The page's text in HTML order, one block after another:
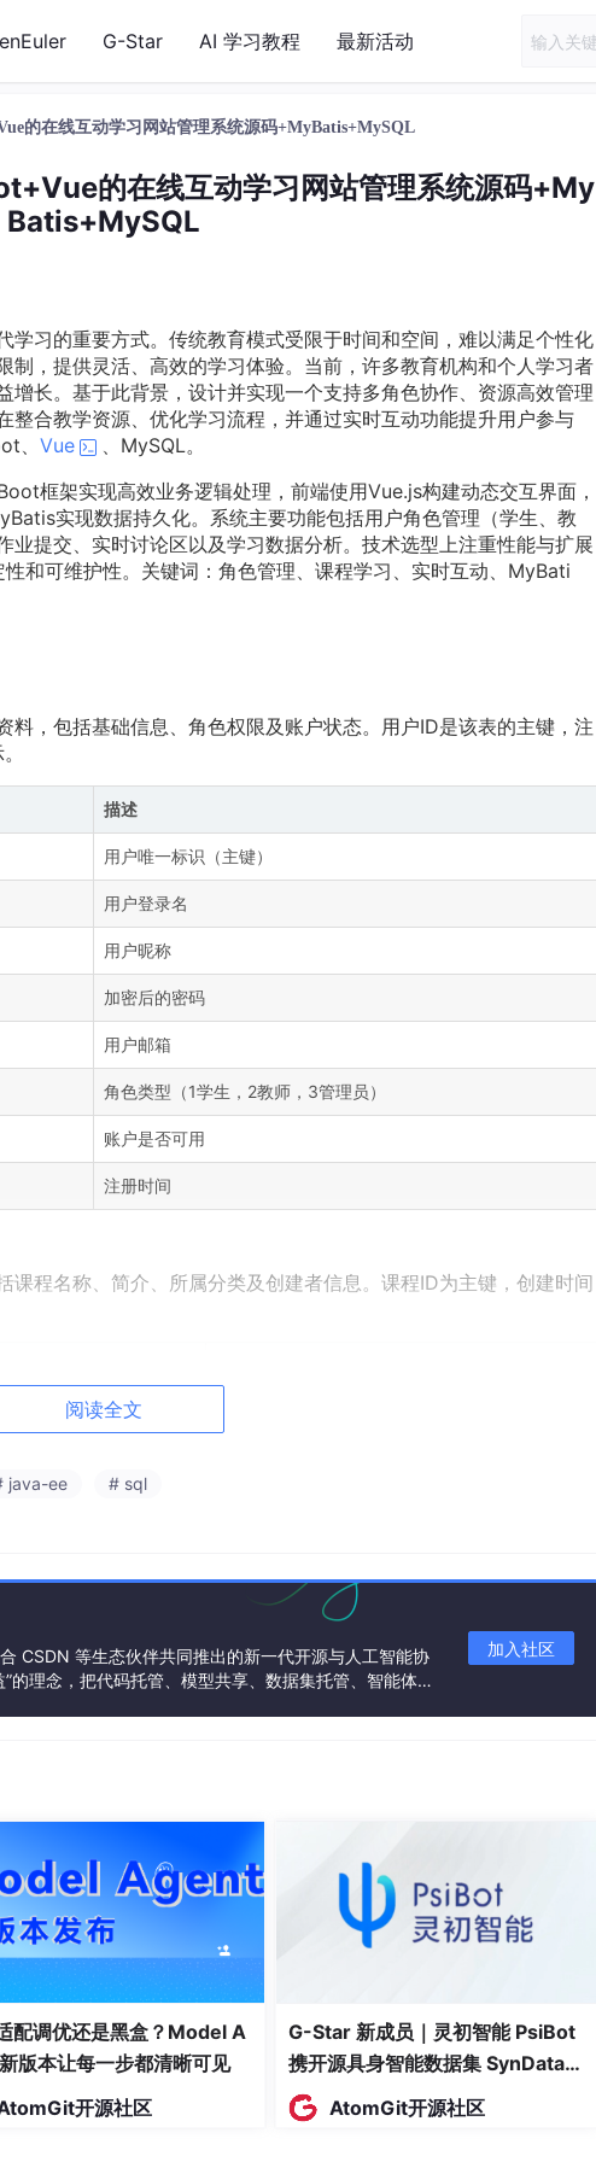
G-Star AI 学习教程 最新活动
的在线互动学习网站管理系统源码+MyBatis+MySQL
的在线互动学习网站管理系统源码+My
Batis+MySQL
学习的重要方式。传统教育模式受限于时间和空间，难以满足个性化
制，提供灵活、高效的学习体验。当前，许多教育机构和个人学习者
增长。基于此背景，设计并实现一个支持多角色协作、资源高效管理
整合教学资源、优化学习流程，并通过实时互动功能提升用户参与
、 Vue
、MySQL。
框架实现高效业务逻辑处理，前端使用Vue.js构建动态交互界面，
实现数据持久化。系统主要功能包括用户角色管理（学生、教
业提交、实时讨论区以及学习数据分析。技术选型上注重性能与扩展
和可维护性。关键词：角色管理、课程学习、实时互动、MyBati
料，包括基础信息、角色权限及账户状态。用户ID是该表的主键，注
描述
用户唯一标识（主键）
用户登录名
用户昵称
加密后的密码
用户邮箱
角色类型（1学生，2教师，3管理员）
账户是否可用
注册时间
课程名称、简介、所属分类及创建者信息。课程ID为主键，创建时间
创建者教师ID
课程封面图链接
课程创建时间
数据，如作业提交、测验成绩和讨论区发言。记录ID为主键，操作
描述
记录唯一标识（主键）
关联课程ID
活动类型（1作业，2测验，3讨论）
阅读全文
java-ee # sql
CSDN 等生态伙伴共同推出的新一代开源与人工智能协
的理念，把代码托管、模型共享、数据集托管、智能体开
加入社区
配调优还是黑盒？Model A
版本让每一步都清晰可见
开源社区
G-Star 新成员｜灵初智能 PsiBot
携开源具身智能数据集 SynData
入驻 AtomGit
AtomGit开源社区